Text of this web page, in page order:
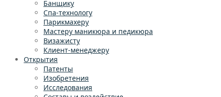
Банщику
Спа-технологу
Парикмахеру
Мастеру маникюра и педикюра
Визажисту
Клиент-менеджеру
Открытия
Патенты
Изобретения
Исследования